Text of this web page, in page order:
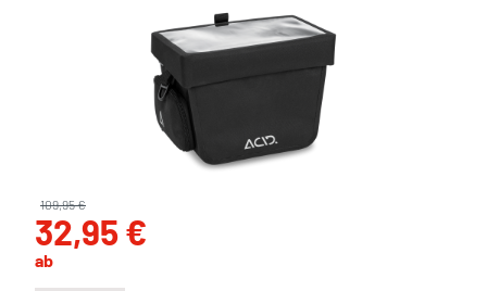
ab
32,95 €
109,95 €